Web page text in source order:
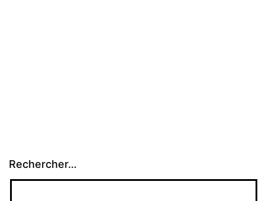
Rechercher…